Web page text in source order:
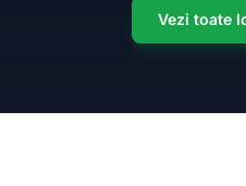
Vezi toate